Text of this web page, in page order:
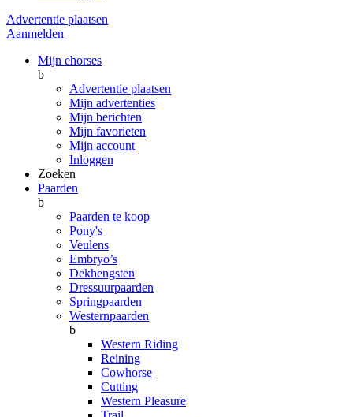
Advertentie plaatsen
Aanmelden
Mijn ehorses
b
Advertentie plaatsen
Mijn advertenties
Mijn berichten
Mijn favorieten
Mijn account
Inloggen
Zoeken
Paarden
b
Paarden te koop
Pony's
Veulens
Embryo’s
Dekhengsten
Dressuurpaarden
Springpaarden
Westernpaarden
b
Western Riding
Reining
Cowhorse
Cutting
Western Pleasure